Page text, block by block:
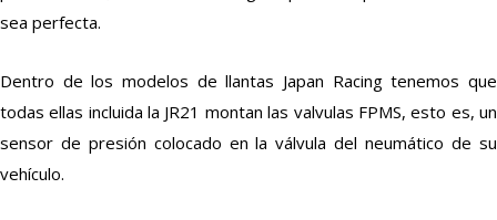
sea perfecta.
Dentro de los modelos de llantas Japan Racing tenemos que
todas ellas incluida la JR21 montan las valvulas FPMS, esto es, un
sensor de presión colocado en la válvula del neumático de su
vehículo.